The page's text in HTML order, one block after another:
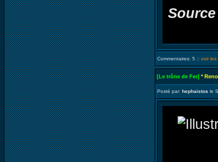
Source
Commentaires: 5 :: voir les
[Le trône de Fer] *
Posté par: hephaistos le